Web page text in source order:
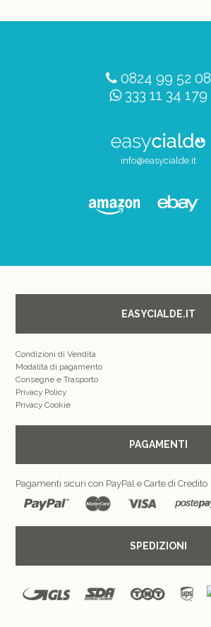
0824 99 52 08
333 11 34 179
info@easycialde.it
EASYCIALDE.IT
Condizioni di Vendita
Modalità di pagamento
Consegne e Trasporto
Privacy Policy
Privacy Cookie
PAGAMENTI
Pagamenti sicuri con PayPal e Carte di Credito
SPEDIZIONI